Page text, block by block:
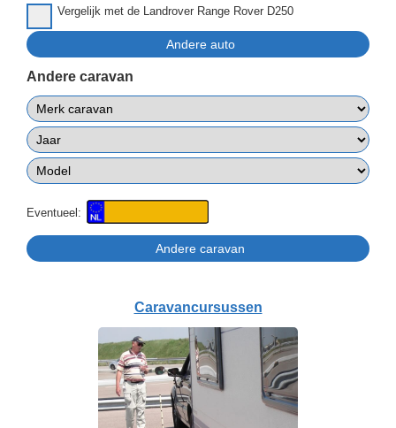
Vergelijk met de Landrover Range Rover D250
Andere caravan
Eventueel:
Caravancursussen